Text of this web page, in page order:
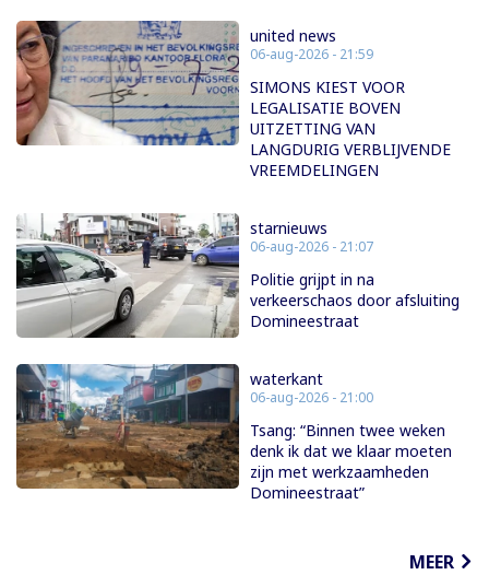
united news
06-aug-2026 - 21:59
SIMONS KIEST VOOR
LEGALISATIE BOVEN
UITZETTING VAN
LANGDURIG VERBLIJVENDE
VREEMDELINGEN
starnieuws
06-aug-2026 - 21:07
Politie grijpt in na
verkeerschaos door afsluiting
Domineestraat
waterkant
06-aug-2026 - 21:00
Tsang: “Binnen twee weken
denk ik dat we klaar moeten
zijn met werkzaamheden
Domineestraat”
MEER